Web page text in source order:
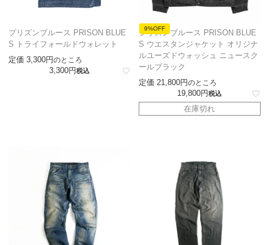
プリズンブルース PRISON BLUE
S トライフォールドウォレット
定価 3,300 のところ
3,300 税込
9%OFF
プリズンブルース PRISON BLUE
S ウエスタンジャケット オリジナ
ルユーズドウォッシュ ニュースク
ールブラック
定価 21,800 のところ
19,800 税込
在庫切れ